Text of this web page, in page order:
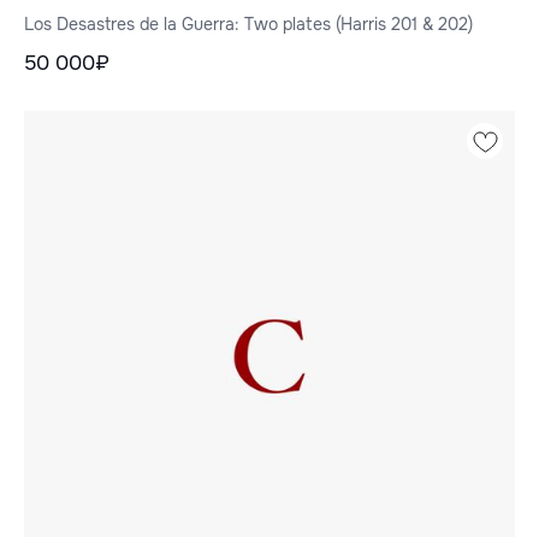
Los Desastres de la Guerra: Two plates (Harris 201 & 202)
50 000₽